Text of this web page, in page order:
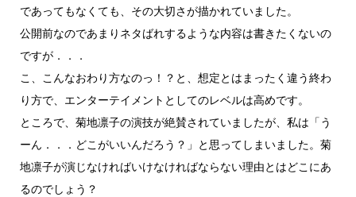
であってもなくても、その大切さが描かれていました。
公開前なのであまりネタばれするような内容は書きたくないの
ですが．．．
こ、こんなおわり方なのっ！？と、想定とはまったく違う終わ
り方で、エンターテイメントとしてのレベルは高めです。
ところで、菊地凛子の演技が絶賛されていましたが、私は「う
ーん．．．どこがいいんだろう？」と思ってしまいました。菊
地凛子が演じなければいけなければならない理由とはどこにあ
るのでしょう？